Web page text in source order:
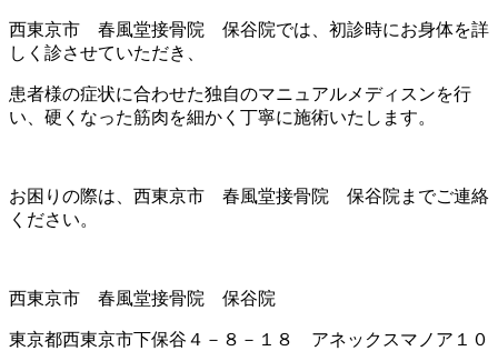
西東京市 春風堂接骨院 保谷院では、初診時にお身体を詳
しく診させていただき、
患者様の症状に合わせた独自のマニュアルメディスンを行
い、硬くなった筋肉を細かく丁寧に施術いたします。
お困りの際は、西東京市 春風堂接骨院 保谷院までご連絡
ください。
西東京市 春風堂接骨院 保谷院
東京都西東京市下保谷４－８－１８ アネックスマノア１０